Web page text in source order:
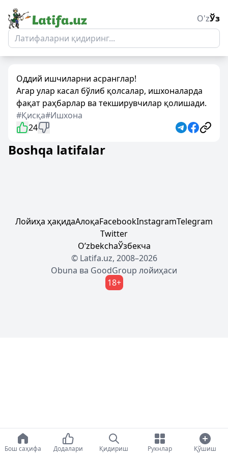
O'zЎз
Оддий ишчиларни асранглар!
Агар улар касал бўлиб қолсалар, ишхоналарда
фақат раҳбарлар ва текширувчилар қолишади.
#Қисқа#Ишхона
24
Boshqa latifalar
Лойиҳа ҳақидаАлоқаFacebookInstagramTelegram
Twitter
OʼzbekchaЎзбекча
© Latifa.uz, 2008–2026
Obuna ва GoodGroup лойиҳаси
18+
Бош саҳифа Додалари Қидириш Рукнлар Қўшиш